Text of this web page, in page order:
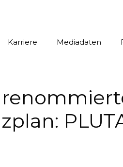
Karriere Mediadaten